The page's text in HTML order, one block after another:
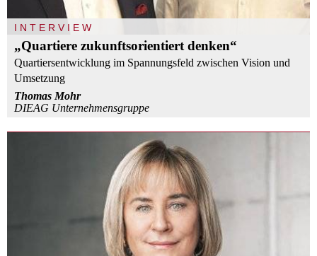
INTERVIEW
„Quartiere zukunftsorientiert denken“
Quartiersentwicklung im Spannungsfeld zwischen Vision und
Umsetzung
Thomas Mohr
DIEAG Unternehmensgruppe